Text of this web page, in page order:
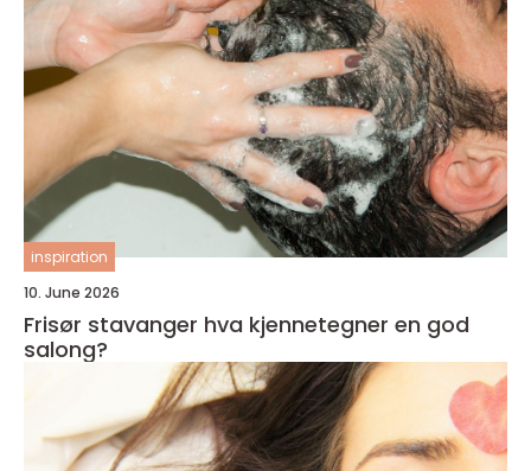
inspiration
10. June 2026
Frisør stavanger hva kjennetegner en god
salong?